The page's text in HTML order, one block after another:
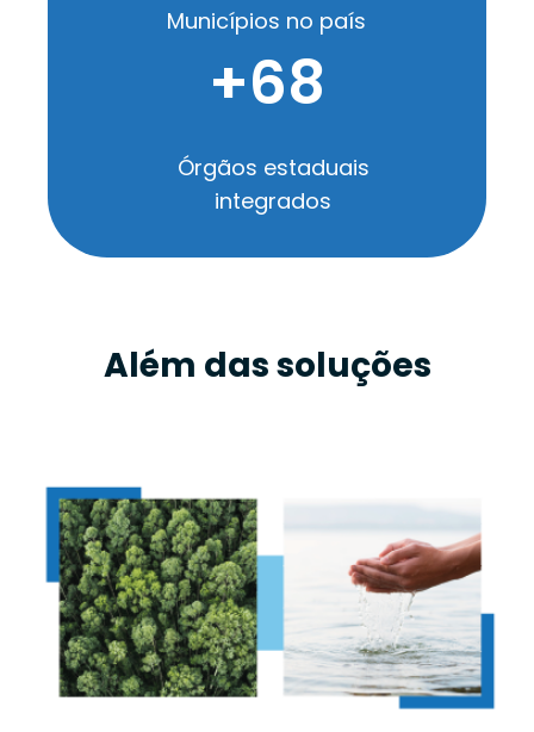
Municípios no país
+68
Órgãos estaduais
integrados
Além das soluções